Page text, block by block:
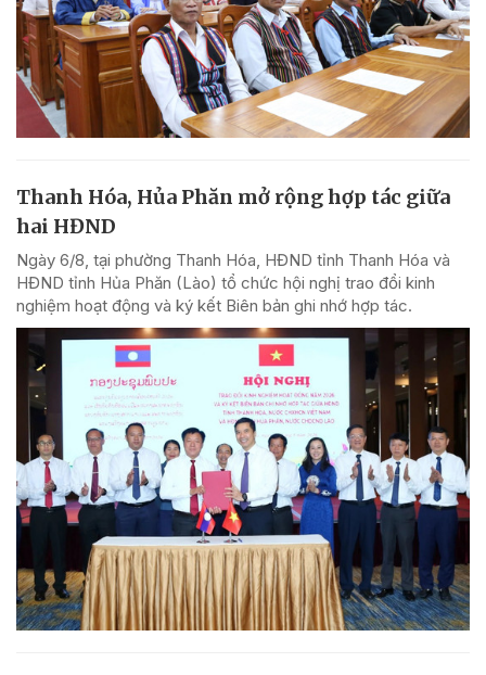
Thanh Hóa, Hủa Phăn mở rộng hợp tác giữa
hai HĐND
Ngày 6/8, tại phường Thanh Hóa, HĐND tỉnh Thanh Hóa và
HĐND tỉnh Hủa Phăn (Lào) tổ chức hội nghị trao đổi kinh
nghiệm hoạt động và ký kết Biên bản ghi nhớ hợp tác.